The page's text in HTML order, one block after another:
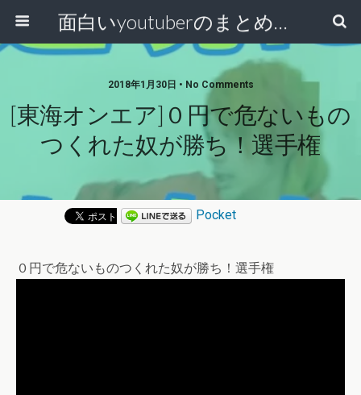
面白いyoutuberのまとめ動画
2018年1月30日 • No Comments
[東海オンエア]０円で危ないもの
つくれた奴が勝ち！選手権
Pocket
０円で危ないものつくれた奴が勝ち！選手権